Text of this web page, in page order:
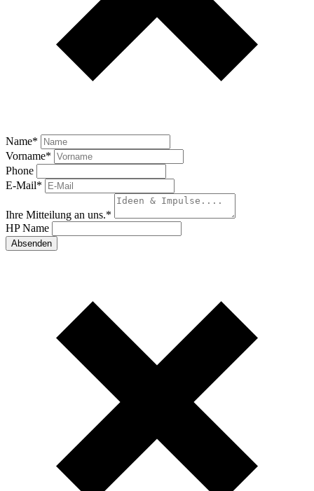
Name*
Vorname*
Phone
E-Mail*
Ihre Mitteilung an uns.*
HP Name
Absenden